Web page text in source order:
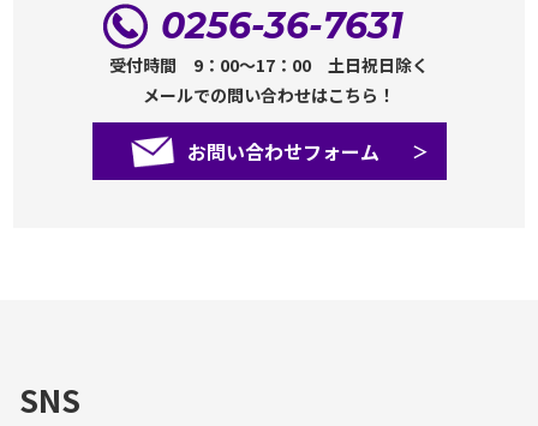
0256-36-7631
受付時間 9：00～17：00 土日祝日除く
メールでの問い合わせはこちら！
お問い合わせフォーム
SNS